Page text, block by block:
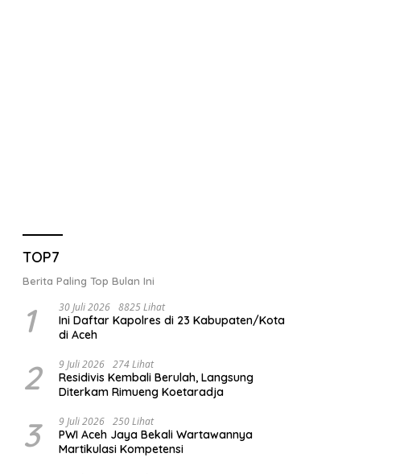
TOP7
Berita Paling Top Bulan Ini
1 30 Juli 2026 8825 Lihat
Ini Daftar Kapolres di 23 Kabupaten/Kota
di Aceh
2 9 Juli 2026 274 Lihat
Residivis Kembali Berulah, Langsung
Diterkam Rimueng Koetaradja
3 9 Juli 2026 250 Lihat
PWI Aceh Jaya Bekali Wartawannya
Martikulasi Kompetensi